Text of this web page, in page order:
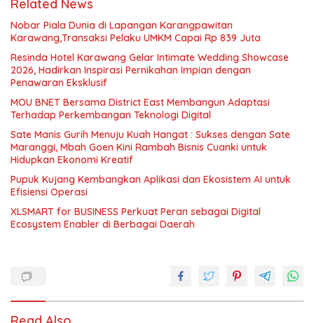
Related News
Nobar Piala Dunia di Lapangan Karangpawitan
Karawang,Transaksi Pelaku UMKM Capai Rp 839 Juta
Resinda Hotel Karawang Gelar Intimate Wedding Showcase
2026, Hadirkan Inspirasi Pernikahan Impian dengan
Penawaran Eksklusif
MOU BNET Bersama District East Membangun Adaptasi
Terhadap Perkembangan Teknologi Digital
Sate Manis Gurih Menuju Kuah Hangat : Sukses dengan Sate
Maranggi, Mbah Goen Kini Rambah Bisnis Cuanki untuk
Hidupkan Ekonomi Kreatif
Pupuk Kujang Kembangkan Aplikasi dan Ekosistem AI untuk
Efisiensi Operasi
XLSMART for BUSINESS Perkuat Peran sebagai Digital